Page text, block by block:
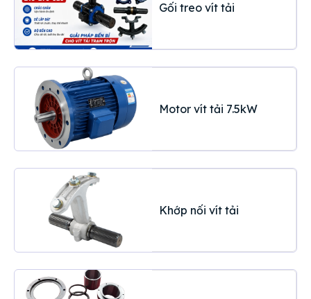
Gối treo vít tải
Motor vít tải 7.5kW
Khớp nối vít tải